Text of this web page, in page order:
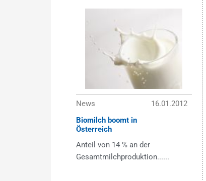
News
16.01.2012
Biomilch boomt in
Österreich
Anteil von 14 % an der
Gesamtmilchproduktion......